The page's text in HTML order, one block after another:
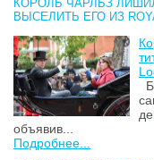
КОРОЛЬ ЧАРЛЬЗ
ВЫСЕЛИТЬ ЕГО ИЗ
объявив...
Подробнее...